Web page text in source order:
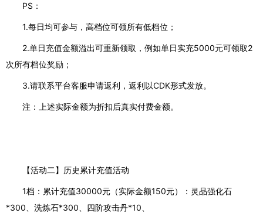
PS：
1.每日均可参与，高档位可领所有低档位；
2.单日充值金额溢出可重新领取，例如单日实充5000元可领取2
次所有档位奖励；
3.请联系平台客服申请返利，返利以CDK形式发放。
注：上述实际金额为折扣后真实付费金额。
【活动二】历史累计充值活动
1档：累计充值30000元（实际金额150元）：灵品强化石
*300、洗炼石*300、四阶攻击丹*10、